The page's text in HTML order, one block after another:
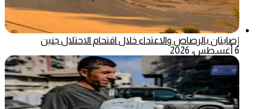
إصابتان بالرصاص والاعتداء خلال اقتحام الاحتلال جنين
6 أغسطس، 2026